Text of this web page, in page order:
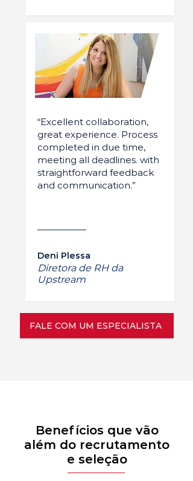
“Excellent collaboration,
great experience. Process
completed in due time,
meeting all deadlines. with
straightforward feedback
and communication.”
Deni Plessa
Diretora de RH da
Upstream
FALE COM UM ESPECIALISTA
Benefícios que vão
além do recrutamento
e seleção